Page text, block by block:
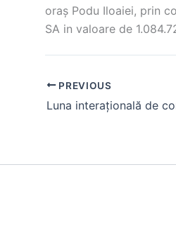
oraș Podu Iloaiei, prin
SA in valoare de
PREVIOUS